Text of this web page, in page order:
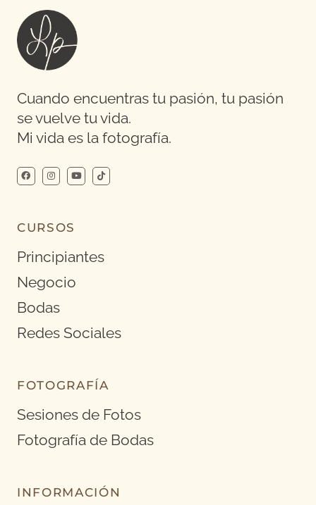
Cuando encuentras tu pasión, tu pasión
se vuelve tu vida.
Mi vida es la fotografía.
CURSOS
Principiantes
Negocio
Bodas
Redes Sociales
FOTOGRAFÍA
Sesiones de Fotos
Fotografía de Bodas
INFORMACIÓN